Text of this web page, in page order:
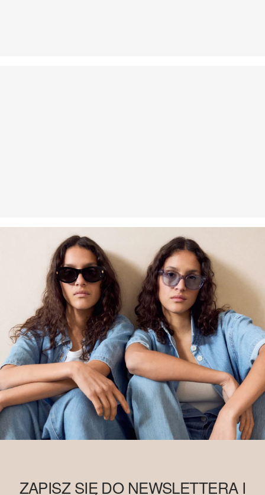
naturalnych.
ZAPISZ SIĘ DO NEWSLETTERA I